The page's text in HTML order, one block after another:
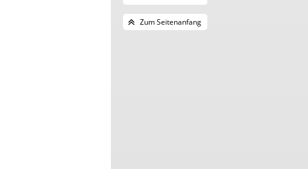
Zum Seitenanfang